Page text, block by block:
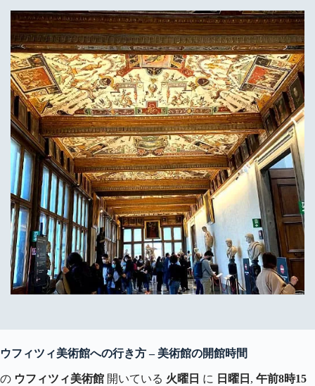
ウフィツィ美術館への行き方 – 美術館の開館時間
の ウフィツィ美術館 開いている 火曜日 に 日曜日 , 午前8時15